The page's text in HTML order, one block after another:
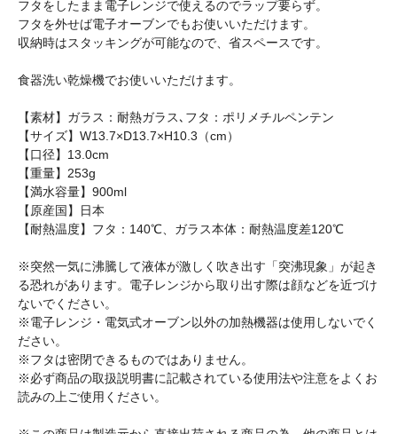
フタをしたまま電子レンジで使えるのでラップ要らず。
フタを外せば電子オーブンでもお使いいただけます。
収納時はスタッキングが可能なので、省スペースです。
食器洗い乾燥機でお使いいただけます。
【素材】ガラス：耐熱ガラス､フタ：ポリメチルペンテン
【サイズ】W13.7×D13.7×H10.3（cm）
【口径】13.0cm
【重量】253g
【満水容量】900ml
【原産国】日本
【耐熱温度】フタ：140℃、ガラス本体：耐熱温度差120℃
※突然一気に沸騰して液体が激しく吹き出す「突沸現象」が起き
る恐れがあります。電子レンジから取り出す際は顔などを近づけ
ないでください。
※電子レンジ・電気式オーブン以外の加熱機器は使用しないでく
ださい。
※フタは密閉できるものではありません。
※必ず商品の取扱説明書に記載されている使用法や注意をよくお
読みの上ご使用ください。